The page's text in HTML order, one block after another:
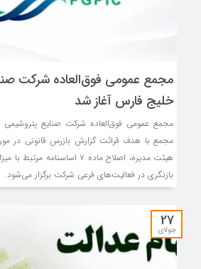
مجمع عمومی فوق‌العاده شرکت
خلیج فارس آغاز شد
مجمع عمومی فوق‌العاده شرکت صنایع
مجمع با هدف قرائت گزارش بازرس قانونی در
هیئت مدیره، اصلاح ماده ۷
بازنگری در فعالیت‌های فرعی شرکت برگزار می‌شود.
27
جولای